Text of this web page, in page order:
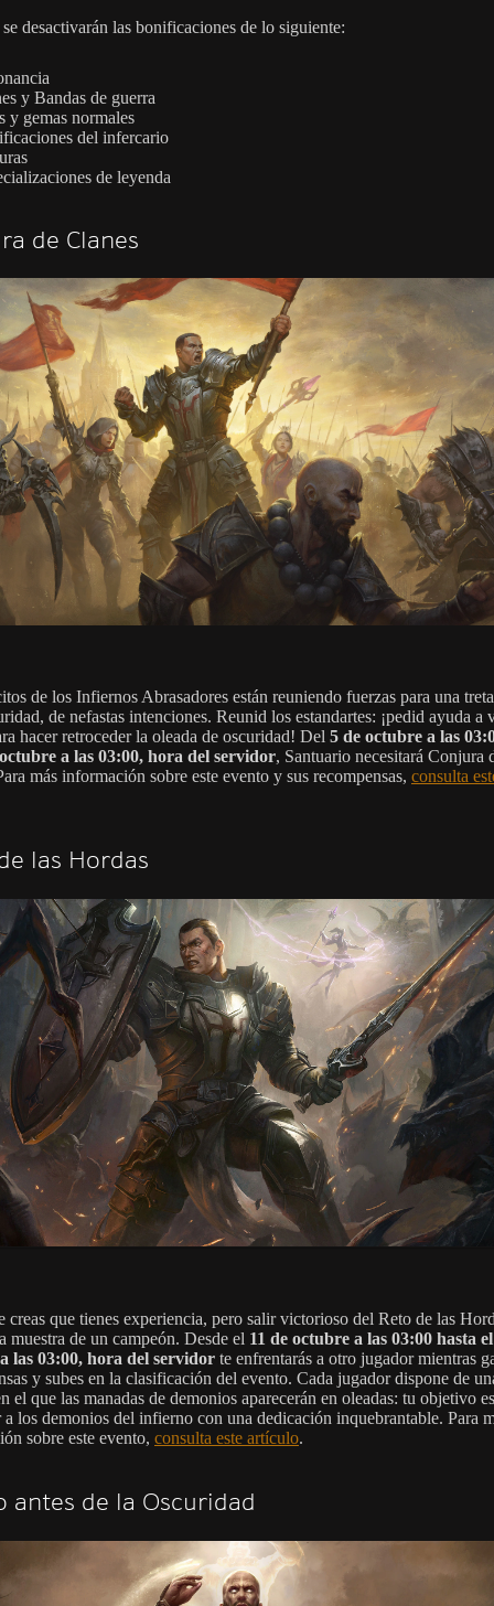
desactivarán las bonificaciones de lo siguiente:
y Bandas de guerra
y gemas normales
del infercario
de leyenda
de Clanes
de los Infiernos Abrasadores están reuniendo fuerzas para una
de nefastas intenciones. Reunid los estandartes: ¡pedid ayuda a
hacer retroceder la oleada de oscuridad! Del 5 de octubre a las
a las 03:00, hora del servidor, Santuario necesitará Conjura
más información sobre este evento y sus recompensas, consulta
las Hordas
creas que tienes experiencia, pero salir victorioso del Reto de las
muestra de un campeón. Desde el 11 de octubre a las 03:00 hasta
las 03:00, hora del servidor te enfrentarás a otro jugador mientras
y subes en la clasificación del evento. Cada jugador dispone de
el que las manadas de demonios aparecerán en oleadas: tu objetivo es
a los demonios del infierno con una dedicación inquebrantable. Para
sobre este evento, consulta este artículo.
antes de la Oscuridad